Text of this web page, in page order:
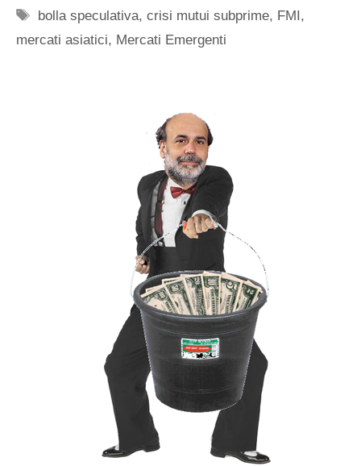
Tag
bolla speculativa,crisi mutui subprime, FMI,
mercati asiatici, Mercati Emergenti